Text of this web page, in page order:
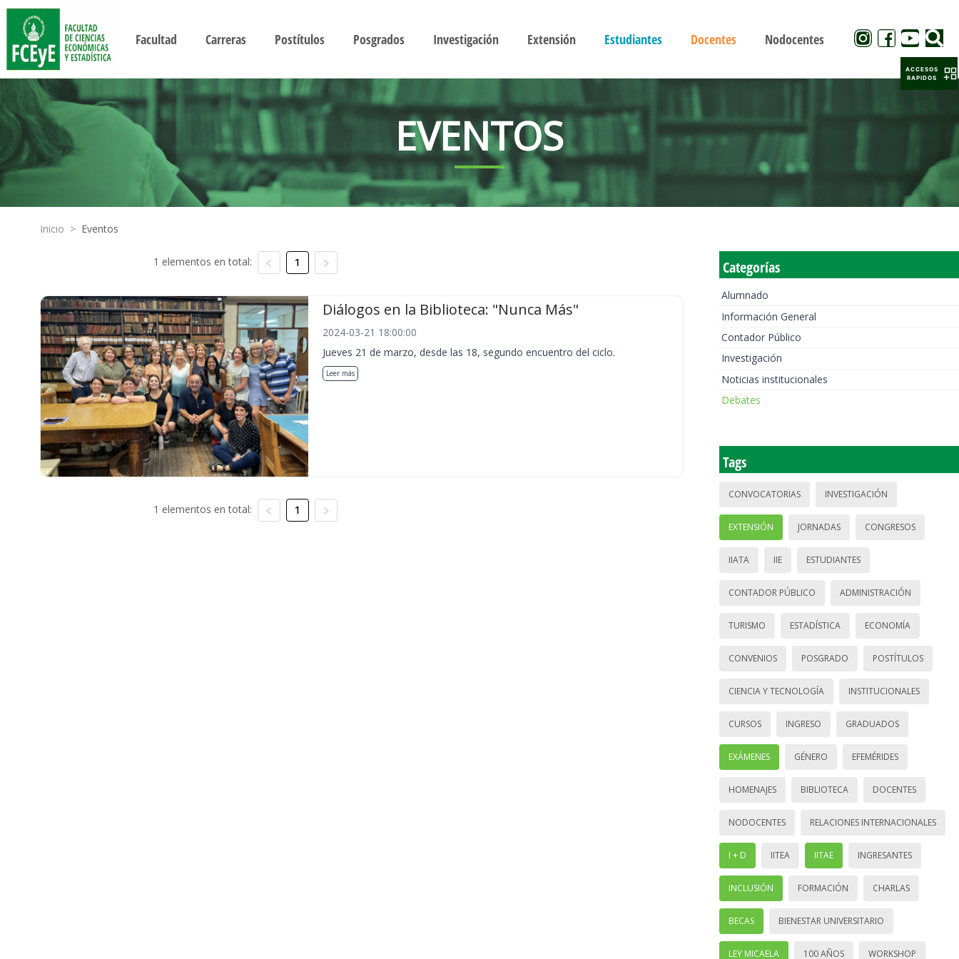
Facultad Carreras Postítulos Posgrados Investigación Extensión Estudiantes Docentes Nodocentes
EVENTOS
Inicio > Eventos
1 elementos en total: 1
Diálogos en la Biblioteca: "Nunca Más"
2024-03-21 18:00:00
Jueves 21 de marzo, desde las 18, segundo encuentro del ciclo.
Leer más
1 elementos en total: 1
Categorías
Alumnado
Información General
Contador Público
Investigación
Noticias institucionales
Debates
Tags
CONVOCATORIAS INVESTIGACIÓN
EXTENSIÓN JORNADAS CONGRESOS
IIATA IIE ESTUDIANTES
CONTADOR PÚBLICO ADMINISTRACIÓN
TURISMO ESTADÍSTICA ECONOMÍA
CONVENIOS POSGRADO POSTÍTULOS
CIENCIA Y TECNOLOGÍA INSTITUCIONALES
CURSOS INGRESO GRADUADOS
EXÁMENES GÉNERO EFEMÉRIDES
HOMENAJES BIBLIOTECA DOCENTES
NODOCENTES RELACIONES INTERNACIONALES
I + D IITEA IITAE INGRESANTES
INCLUSIÓN FORMACIÓN CHARLAS
BECAS BIENESTAR UNIVERSITARIO
LEY MICAELA 100 AÑOS WORKSHOP
ACCESOS
RAPIDOS